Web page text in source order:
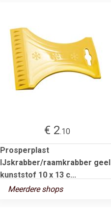
€ 2.10
Prosperplast
IJskrabber/raamkrabber geel
kunststof 10 x 13 c...
Meerdere shops